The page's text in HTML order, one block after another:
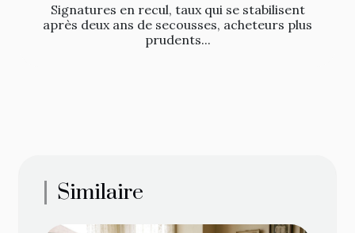
Signatures en recul, taux qui se stabilisent
après deux ans de secousses, acheteurs plus
prudents...
Similaire